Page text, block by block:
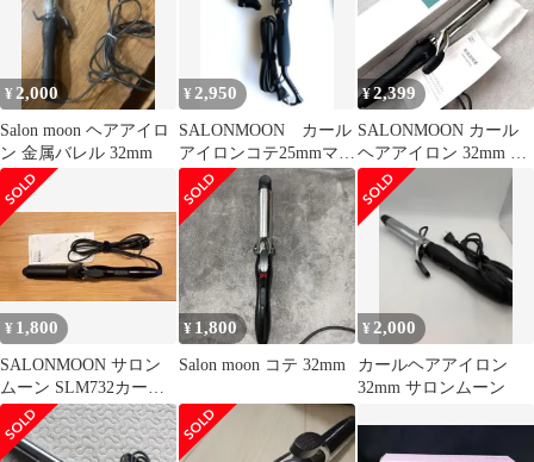
¥ 2,000
Salon moon ヘアアイロ
ン 金属バレル 32mm
¥ 2,950
SALONMOON カール
アイロンコテ25mmマイ
ナスイオンシリコンカ
バー付き
¥2,399
SALONMOON カール
ヘアアイロン 32mm ブ
ラック 海外対応 箱付
美品
¥ 1,800
SALONMOON サロン
ムーン SLM732カール
ヘアアイロン コテ
¥ 1,800
Salon moon コテ 32mm
¥2,000
カールヘアアイロン
32mm サロンムーン